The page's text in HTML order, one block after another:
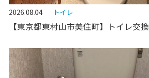
2026.08.04 トイレ
【東京都東村山市美住町】トイレ交換